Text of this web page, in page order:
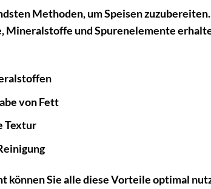
Methoden, um Speisen
und Spurenelemente
von Fett
Textur
können Sie alle diese Vorteile optimal